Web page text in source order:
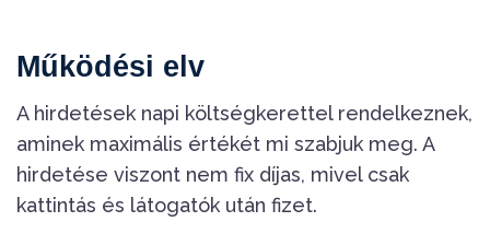
Működési elv
A hirdetések napi költségkerettel rendelkeznek,
aminek maximális értékét mi szabjuk meg. A
hirdetése viszont nem fix díjas, mivel csak
kattintás és látogatók után fizet.